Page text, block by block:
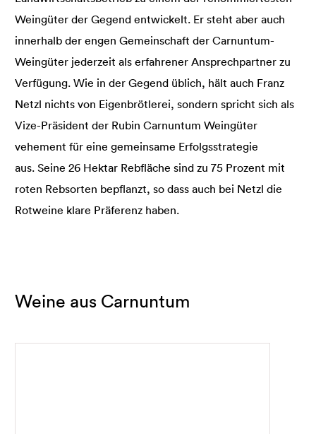
Weingüter der Gegend entwickelt. Er steht aber auch
innerhalb der engen Gemeinschaft der Carnuntum-
Weingüter jederzeit als erfahrener Ansprechpartner zu
Verfügung. Wie in der Gegend üblich, hält auch Franz
Netzl nichts von Eigenbrötlerei, sondern spricht sich als
Vize-Präsident der Rubin Carnuntum Weingüter
vehement für eine gemeinsame Erfolgsstrategie
aus. Seine 26 Hektar Rebfläche sind zu 75 Prozent mit
roten Rebsorten bepflanzt, so dass auch bei Netzl die
Rotweine klare Präferenz haben.
Weine aus Carnuntum